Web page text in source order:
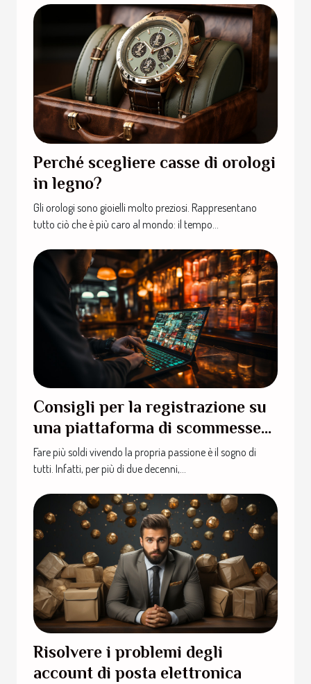
Perché scegliere casse di orologi
in legno?
Gli orologi sono gioielli molto preziosi. Rappresentano
tutto ciò che è più caro al mondo: il tempo...
Consigli per la registrazione su
una piattaforma di scommesse
sportive
Fare più soldi vivendo la propria passione è il sogno di
tutti. Infatti, per più di due decenni,...
Risolvere i problemi degli
account di posta elettronica